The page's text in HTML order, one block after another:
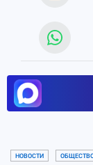
НОВОСТИ